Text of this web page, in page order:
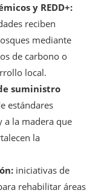
y REDD+:
reciben
mediante
de carbono o
local.
suministro
estándares
a la madera que
la
iniciativas de
rehabilitar áreas